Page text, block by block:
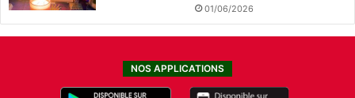
01/06/2026
NOS APPLICATIONS